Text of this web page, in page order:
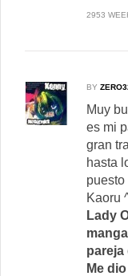
2953
BY
Muy
es mi
gran
hasta
Kaoru
Lady
pareja
Me